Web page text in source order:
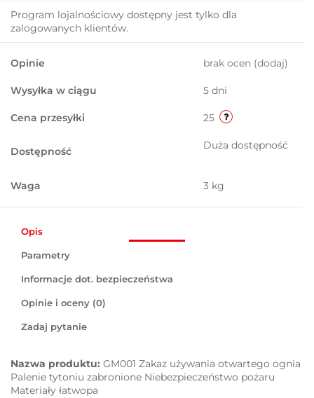
Program lojalnościowy dostępny jest tylko dla
zalogowanych klientów.
Opinie brak ocen (dodaj)
Wysyłka w ciągu 5 dni
Cena przesyłki 25
Dostępność Duża dostępność
Waga 3 kg
Opis
Parametry
Informacje dot. bezpieczeństwa
Opinie i oceny (0)
Zadaj pytanie
Nazwa produktu: GM001 Zakaz używania otwartego ognia
Palenie tytoniu zabronione Niebezpieczeństwo pożaru
Materiały łatwopa